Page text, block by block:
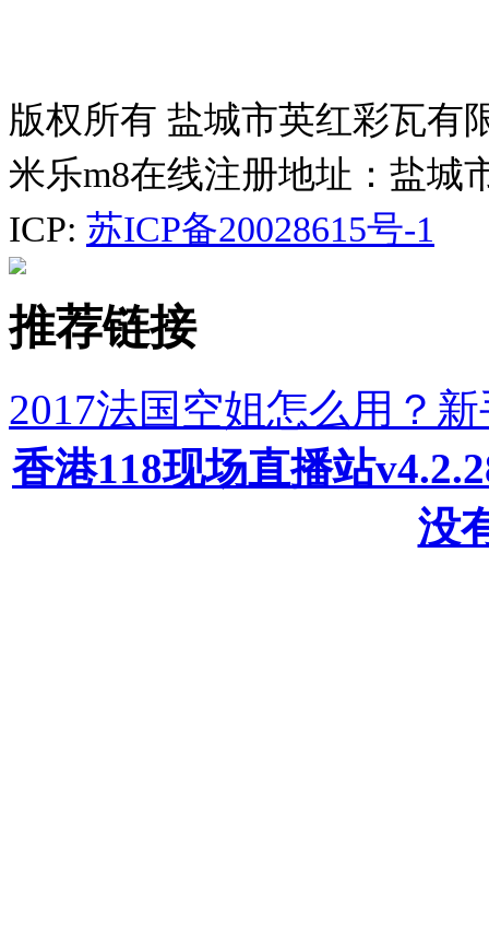
版权所有 盐城市英红彩瓦有
米乐m8在线注册地址：盐城
ICP: 苏ICP备20028615号-1
推荐链接
2017法国空姐怎么用？
香港118现场直播站
没